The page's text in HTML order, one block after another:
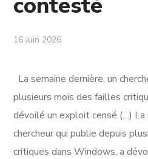
16 Juin 2026
La semaine dernière, un
plusieurs mois des failles
dévoilé un exploit censé (…) La
chercheur qui publie depuis
critiques dans Windows, a